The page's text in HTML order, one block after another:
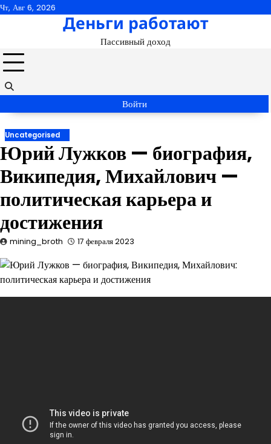
Перейти
Чт, Авг 6, 2026
Деньги работают
Пассивный доход
Войти
Uncategorised
Юрий Лужков — биография,
Википедия, Михайлович —
политическая карьера и
достижения
mining_broth 17 февраля 2023